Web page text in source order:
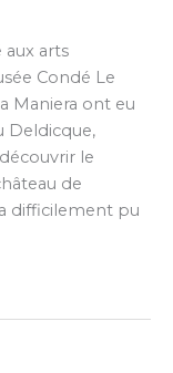
arts
Condé Le
Maniera ont eu
Deldicque,
le
de
difficilement pu